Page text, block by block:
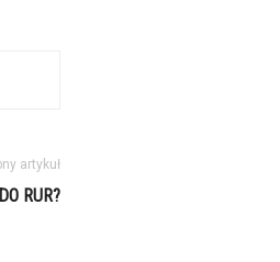
artykuł
RUR?